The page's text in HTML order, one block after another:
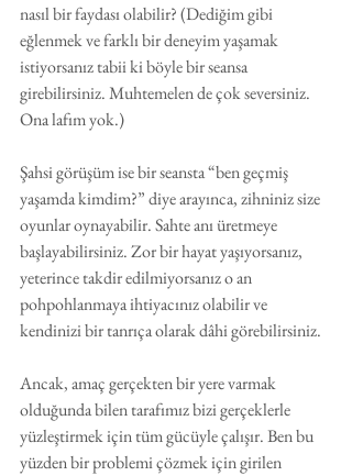
nasıl bir faydası olabilir? (Dediğim gibi
eğlenmek ve farklı bir deneyim yaşamak
istiyorsanız tabii ki böyle bir seansa
girebilirsiniz. Muhtemelen de çok seversiniz.
Ona lafım yok.)
Şahsi görüşüm ise bir seansta “ben geçmiş
yaşamda kimdim?” diye arayınca, zihniniz size
oyunlar oynayabilir. Sahte anı üretmeye
başlayabilirsiniz. Zor bir hayat yaşıyorsanız,
yeterince takdir edilmiyorsanız o an
pohpohlanmaya ihtiyacınız olabilir ve
kendinizi bir tanrıça olarak dâhi görebilirsiniz.
Ancak, amaç gerçekten bir yere varmak
olduğunda bilen tarafımız bizi gerçeklerle
yüzleştirmek için tüm gücüyle çalışır. Ben bu
yüzden bir problemi çözmek için girilen